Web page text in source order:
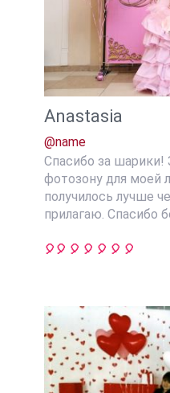
Anastasia
@name
Спасибо за шарики!
фотозону для моей
получилось лучше
прилагаю. Спасибо
🎈🎈 🎈 🎈 🎈 🎈 🎈